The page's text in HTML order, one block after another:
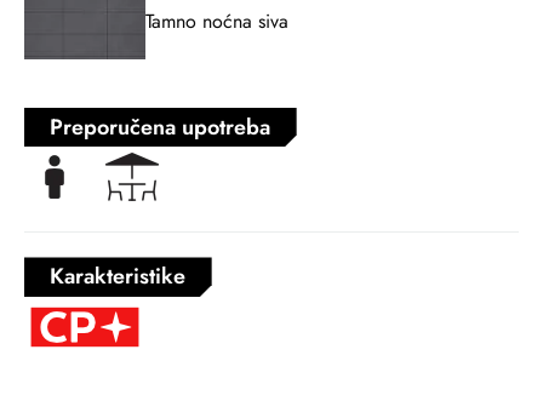
Tamno noćna siva
Preporučena upotreba
Karakteristike